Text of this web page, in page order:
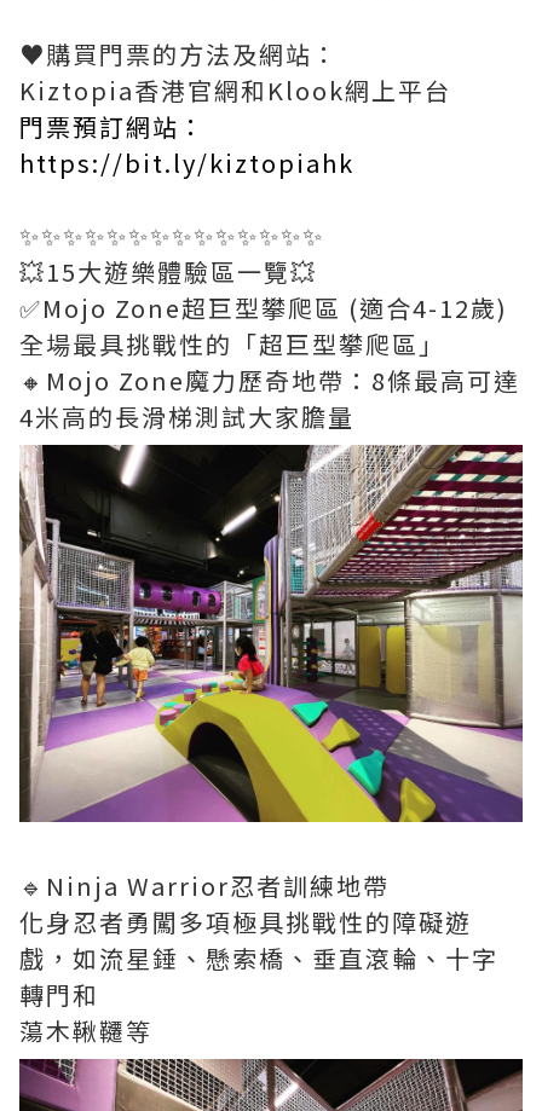
♥️購買門票的方法及網站：
Kiztopia香港官網和Klook網上平台
門票預訂網站：
https://bit.ly/kiztopiahk
✨✨✨✨✨✨✨✨✨✨✨✨✨✨
💥15大遊樂體驗區一覽💥
✅Mojo Zone超巨型攀爬區 (適合4-12歲)
全場最具挑戰性的「超巨型攀爬區」
🔸Mojo Zone魔力歷奇地帶：8條最高可達
4米高的長滑梯測試大家膽量
🔹Ninja Warrior忍者訓練地帶
化身忍者勇闖多項極具挑戰性的障礙遊
戲，如流星錘、懸索橋、垂直滾輪、十字
轉門和
蕩木鞦韆等